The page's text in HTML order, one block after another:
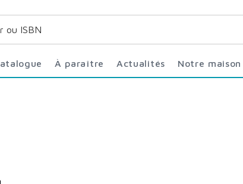
Catalogue À paraître Actualités Notre maison